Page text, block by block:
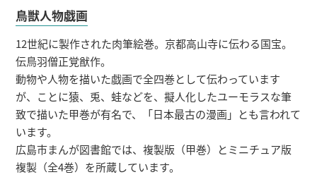
鳥獣人物戯画
12世紀に製作された肉筆絵巻。京都高山寺に伝わる国宝。
伝鳥羽僧正覚猷作。
動物や人物を描いた戯画で全四巻として伝わっています
が、ことに猿、兎、蛙などを、擬人化したユーモラスな筆
致で描いた甲巻が有名で、「日本最古の漫画」とも言われて
います。
広島市まんが図書館では、複製版（甲巻）とミニチュア版
複製（全4巻）を所蔵しています。